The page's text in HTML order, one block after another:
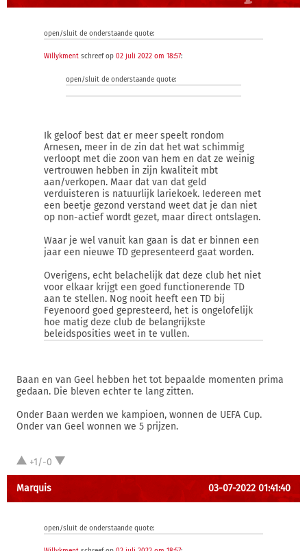
open/sluit de onderstaande quote:
Willykment schreef op 02 juli 2022 om 18:57:
open/sluit de onderstaande quote:
Ik geloof best dat er meer speelt rondom
Arnesen, meer in de zin dat het wat schimmig
verloopt met die zoon van hem en dat ze weinig
vertrouwen hebben in zijn kwaliteit mbt
aan/verkopen. Maar dat van dat geld
verduisteren is natuurlijk lariekoek. Iedereen met
een beetje gezond verstand weet dat je dan niet
op non-actief wordt gezet, maar direct ontslagen.
Waar je wel vanuit kan gaan is dat er binnen een
jaar een nieuwe TD gepresenteerd gaat worden.
Overigens, echt belachelijk dat deze club het niet
voor elkaar krijgt een goed functionerende TD
aan te stellen. Nog nooit heeft een TD bij
Feyenoord goed gepresteerd, het is ongelofelijk
hoe matig deze club de belangrijkste
beleidsposities weet in te vullen.
Baan en van Geel hebben het tot bepaalde momenten prima
gedaan. Die bleven echter te lang zitten.
Onder Baan werden we kampioen, wonnen de UEFA Cup.
Onder van Geel wonnen we 5 prijzen.
+1/-0
Marquis 03-07-2022 01:41:40
open/sluit de onderstaande quote: